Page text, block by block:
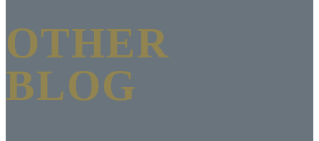
OTHER
BLOG